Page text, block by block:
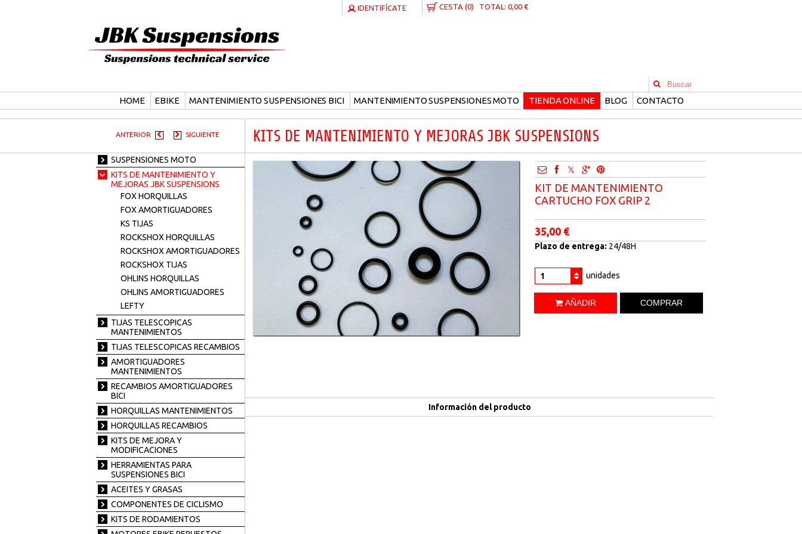
IDENTIFÍCATE CESTA (0) TOTAL: 0,00 €
HOME EBIKE MANTENIMIENTO SUSPENSIONES BICI MANTENIMIENTO SUSPENSIONES MOTO TIENDA ONLINE BLOG CONTACTO
KITS DE MANTENIMIENTO Y MEJORAS JBK SUSPENSIONS
ANTERIOR SIGUIENTE
SUSPENSIONES MOTO
KITS DE MANTENIMIENTO Y
MEJORAS JBK SUSPENSIONS
FOX HORQUILLAS
FOX AMORTIGUADORES
KS TIJAS
ROCKSHOX HORQUILLAS
ROCKSHOX AMORTIGUADORES
ROCKSHOX TIJAS
OHLINS HORQUILLAS
OHLINS AMORTIGUADORES
LEFTY
TIJAS TELESCOPICAS
MANTENIMIENTOS
TIJAS TELESCOPICAS RECAMBIOS
AMORTIGUADORES
MANTENIMIENTOS
RECAMBIOS AMORTIGUADORES
BICI
HORQUILLAS MANTENIMIENTOS
HORQUILLAS RECAMBIOS
KITS DE MEJORA Y
MODIFICACIONES
HERRAMIENTAS PARA
SUSPENSIONES BICI
ACEITES Y GRASAS
COMPONENTES DE CICLISMO
KITS DE RODAMIENTOS
KIT DE MANTENIMIENTO
CARTUCHO FOX GRIP 2
35,00 €
Plazo de entrega: 24/48H
1 unidades
AÑADIR COMPRAR
Información del producto